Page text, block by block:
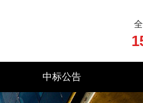
中标公告